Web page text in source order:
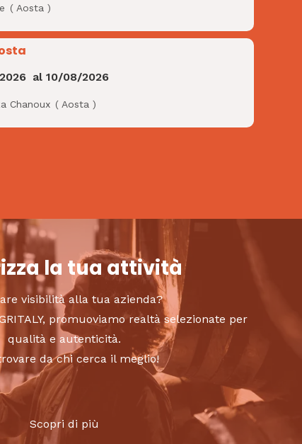
(Aosta )
al10/08/2026
Chanoux (Aosta )
la tua attività
visibilità alla tua azienda?
promuoviamo realtà selezionate per
qualità e autenticità.
da chi cerca il meglio!
Scopri di più